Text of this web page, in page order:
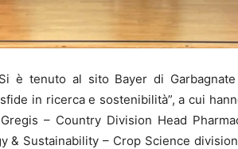
Si è tenuto al sito Bayer di
in ricerca e sostenibilità”, a cui
– Country Division Head
& Sustainability – Crop Science